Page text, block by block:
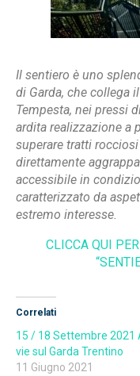
Il sentiero è uno
di Garda, che collega
Tempesta, nei pressi
ardita realizzazione a
superare tratti
direttamente
accessibile in
caratterizzato da
estremo interesse.
CLICCA QUI
Correlati
15 / 18 Settembre 2021
vie sul Garda Trentino
11 Giugno 2021